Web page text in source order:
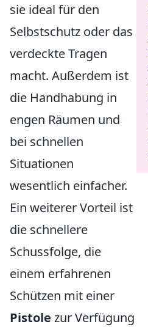
sie ideal für den
Selbstschutz oder das
verdeckte Tragen
macht. Außerdem ist
die Handhabung in
engen Räumen und
bei schnellen
Situationen
wesentlich einfacher.
Ein weiterer Vorteil ist
die schnellere
Schussfolge, die
einem erfahrenen
Schützen mit einer
Pistole zur Verfügung